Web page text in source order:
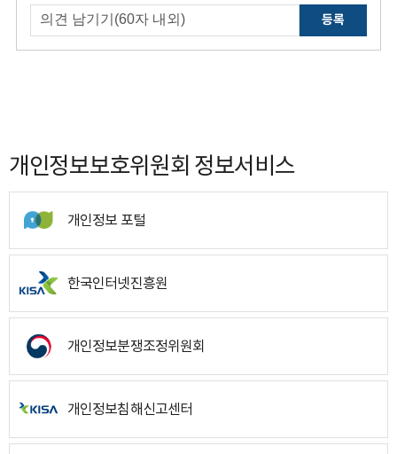
등록
개인정보보호위원회 정보서비스
개인정보 포털
한국인터넷진흥원
개인정보분쟁조정위원회
개인정보침해신고센터